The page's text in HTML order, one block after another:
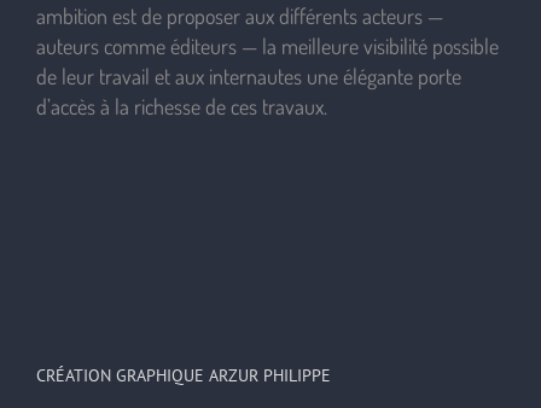
ambition est de proposer aux différents acteurs —
auteurs comme éditeurs — la meilleure visibilité possible
de leur travail et aux internautes une élégante porte
d’accès à la richesse de ces travaux.
CRÉATION GRAPHIQUE ARZUR PHILIPPE